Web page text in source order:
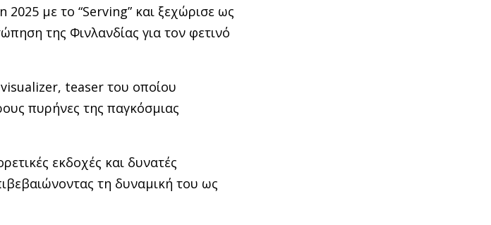
με το “Serving” και ξεχώρισε ως
της Φινλανδίας για τον φετινό
visualizer, teaser του οποίου
πυρήνες της παγκόσμιας
εκδοχές και δυνατές
τη δυναμική του ως